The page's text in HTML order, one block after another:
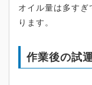
オイル量は多す
ります。
作業後の試